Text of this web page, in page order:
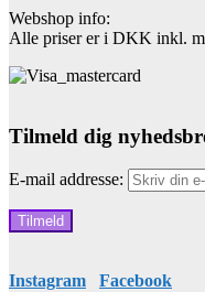
Webshop info:
Alle priser er i DKK inkl.
Tilmeld dig
E-mail addresse:
Instagram Facebook